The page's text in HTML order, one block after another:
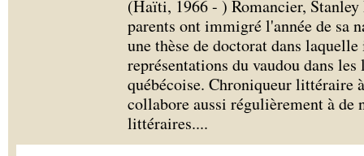
(Haïti, 1966 - ) Romancier, Stanley
parents ont immigré l'année de sa
une thèse de doctorat dans
représentations du vaudou dans
québécoise. Chroniqueur littéraire
collabore aussi régulièrement à de
littéraires....